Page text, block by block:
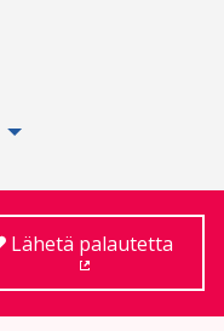
Lähetä palautetta